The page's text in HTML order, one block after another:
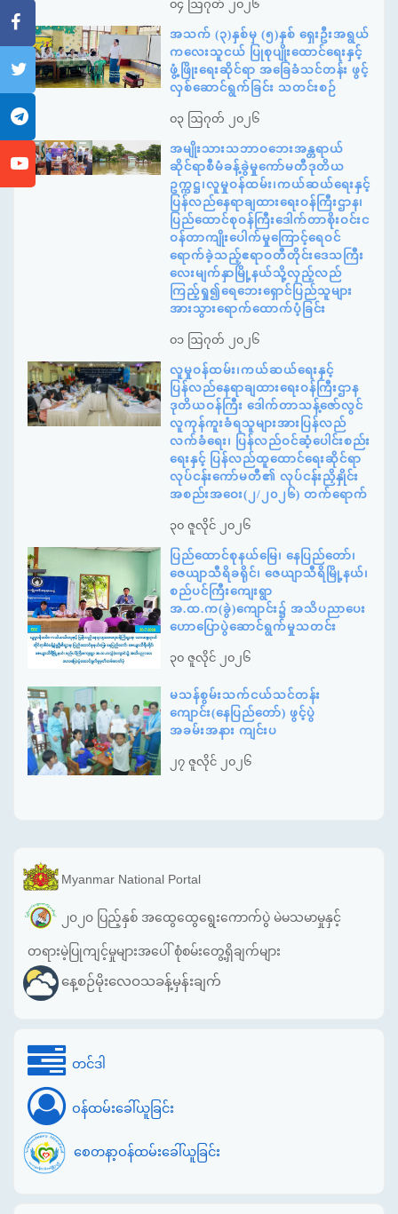
၀၄ ဩဂုတ် ၂၀၂၆
အသက် (၃)နှစ်မှ (၅)နှစ် ရှေးဦးအရွယ်
ကလေးသူငယ် ပြုစုပျိုးထောင်ရေးနှင့်
ဖွံ့ဖြိုးရေးဆိုင်ရာ အခြေခံသင်တန်း ဖွင့်
လှစ်ဆောင်ရွက်ခြင်း သတင်းစဉ်
၀၃ ဩဂုတ် ၂၀၂၆
အမျိုးသားသဘာဝဘေးအန္တရာယ်
ဆိုင်ရာစီမံခန့်ခွဲမှုကော်မတီဒုတိယ
ဥက္ကဋ္ဌ၊လူမှုဝန်ထမ်း၊ကယ်ဆယ်ရေးနှင့်
ပြန်လည်နေရာချထားရေးဝန်ကြီးဌာန၊
ပြည်ထောင်စုဝန်ကြီးဒေါက်တာစိုးဝင်းင
ဝန်တာကျိုးပေါက်မှုကြောင့်ရေဝင်
ရောက်ခဲ့သည့်ဧရာဝတီတိုင်းဒေသကြီး
လေးမျက်နှာမြို့နယ်သို့လှည့်လည်
ကြည့်ရှု၍ရေဘေးရှောင်ပြည်သူများ
အားသွားရောက်ထောက်ပံ့ခြင်း
၀၁ ဩဂုတ် ၂၀၂၆
လူမှုဝန်ထမ်း၊ကယ်ဆယ်ရေးနှင့်
ပြန်လည်နေရာချထားရေးဝန်ကြီးဌာန
ဒုတိယဝန်ကြီး ဒေါက်တာသန့်ဇော်လွင်
လူကုန်ကူးခံရသူများအားပြန်လည်
လက်ခံရေး၊ ပြန်လည်ဝင်ဆံ့ပေါင်းစည်း
ရေးနှင့် ပြန်လည်ထူထောင်ရေးဆိုင်ရာ
လုပ်ငန်းကော်မတီ၏ လုပ်ငန်းညှိနှိုင်း
အစည်းအဝေး(၂/၂၀၂၆) တက်ရောက်
၃၀ ဇူလိုင် ၂၀၂၆
ပြည်ထောင်စုနယ်မြေ၊ နေပြည်တော်၊
ဇေယျာသီရိခရိုင်၊ ဇေယျာသီရိမြို့နယ်၊
စည်ပင်ကြီးကျေးရွာ
အ.ထ.က(ခွဲ)ကျောင်း၌ အသိပညာပေး
ဟောပြောပွဲဆောင်ရွက်မှုသတင်း
၃၀ ဇူလိုင် ၂၀၂၆
မသန်စွမ်းသက်ငယ်သင်တန်း
ကျောင်း(နေပြည်တော်) ဖွင့်ပွဲ
အခမ်းအနား ကျင်းပ
၂၇ ဇူလိုင် ၂၀၂၆
Myanmar National Portal
၂၀၂၀ ပြည့်နှစ် အထွေထွေရွေးကောက်ပွဲ မဲမသမာမှုနှင့်
တရားမဲ့ပြုကျင့်မှုများအပေါ် စုံစမ်းတွေ့ရှိချက်များ
နေ့စဉ်မိုးလေဝသခန့်မှန်းချက်
တင်ဒါ
ဝန်ထမ်းခေါ်ယူခြင်း
စေတနာ့ဝန်ထမ်းခေါ်ယူခြင်း